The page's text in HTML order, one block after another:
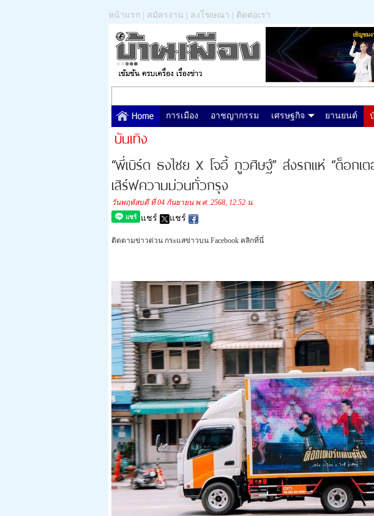
หน้าแรก สมัครงาน ลงโฆษณา ติดต่อเรา
การเมือง อาชญากรรม เศรษฐกิจ ยานยนต์
บันเทิง
“พี่เบิร์ด ธงไชย X โจอี้ ภูวศิษฐ์” ส่งรถแห่ “ด็อกเ
เสิร์ฟความม่วนทั่วกรุง
วันพฤหัสบดี ที่ 04 กันยายน พ.ศ. 2568, 12.52 น.
แชร์ แชร์
ติดตามข่าวด่วน กระแสข่าวบน Facebook คลิกที่นี่